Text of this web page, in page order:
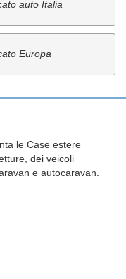
auto Italia
Europa
le Case estere
dei veicoli
e autocaravan.